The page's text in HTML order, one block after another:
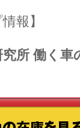
情報】
究所 働く